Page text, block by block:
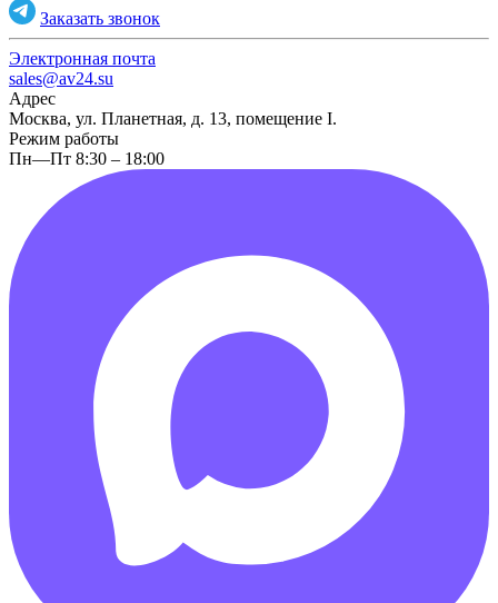
Заказать звонок
Электронная почта
sales@av24.su
Адрес
Москва, ул. Планетная, д. 13, помещение I.
Режим работы
Пн—Пт 8:30 – 18:00